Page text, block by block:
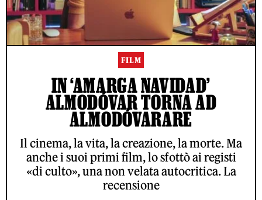
FILM
IN ‘AMARGA NAVIDAD’
ALMODÓVAR TORNA AD
ALMODÓVARARE
Il cinema, la vita, la creazione, la morte. Ma
anche i suoi primi film, lo sfottò ai registi
«di culto», una non velata autocritica. La
recensione